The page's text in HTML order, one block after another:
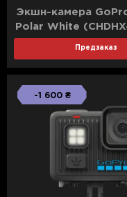
Экшн-камера
Polar White
(Standard)
Предзаказ
-1 600 ₴